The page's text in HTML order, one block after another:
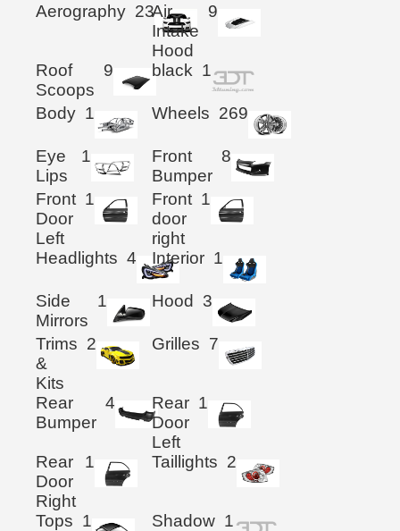
Aerography 23Air
Intake
Hood
9
Roof
Scoops
9 black 1
Body 1 Wheels 269
Eye
Lips
1
Front
Bumper
8
Front
Door
Left
1
Front
door
right
1
Headlights 4 Interior 1
Side
Mirrors
1 Hood 3
Trims
&
Kits
2 Grilles 7
Rear
Bumper
4
Rear
Door
Left
1
Rear
Door
Right
1 Taillights 2
Tops 1 Shadow 1